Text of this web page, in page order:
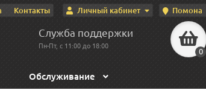
Помона
Личный кабинет
Контакты
Служба поддержки
Пн-Пт, с 11:00 до 18:00
0
Обслуживание